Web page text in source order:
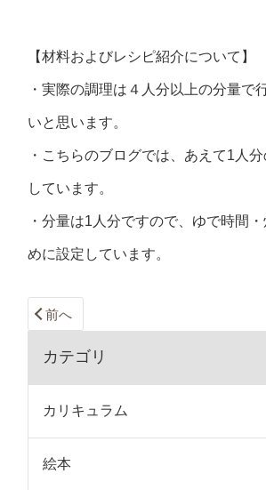
【材料およびレシピ紹介について】
・実際の調理は４人分以上の分量で
いと思います。
・こちらのブログでは、あえて1人
しています。
・分量は1人分ですので、ゆで時間
めに設定しています。
前へ
カテゴリ
カリキュラム
絵本